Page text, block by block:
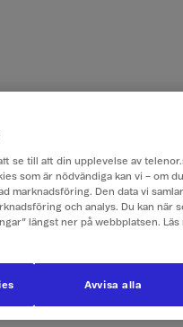
se till att din upplevelse av
som är nödvändiga kan vi – om
marknadsföring. Den data vi
och analys. Du kan när
längst ner på webbplatsen. Läs
Avvisa alla